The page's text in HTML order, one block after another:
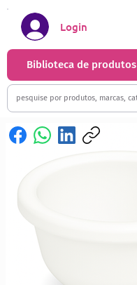
Biblioteca de produtos
Login